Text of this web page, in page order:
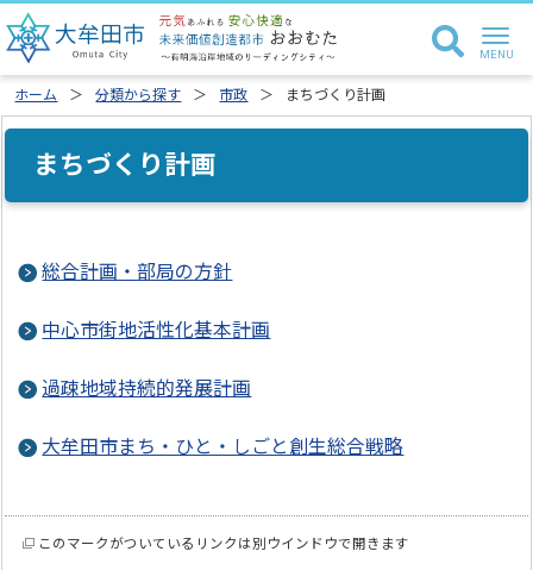
ホーム 分類から探す 市政 まちづくり計画
まちづくり計画
総合計画・部局の方針
中心市街地活性化基本計画
過疎地域持続的発展計画
大牟田市まち・ひと・しごと創生総合戦略
このマークがついているリンクは別ウインドウで開きます